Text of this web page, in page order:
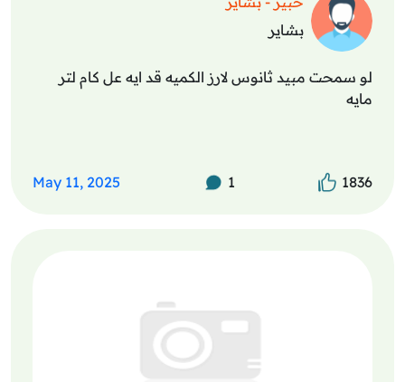
بشاير
لو سمحت مبيد ثانوس لارز الكميه قد ايه عل كام لتر
مايه
1836
1
May 11, 2025